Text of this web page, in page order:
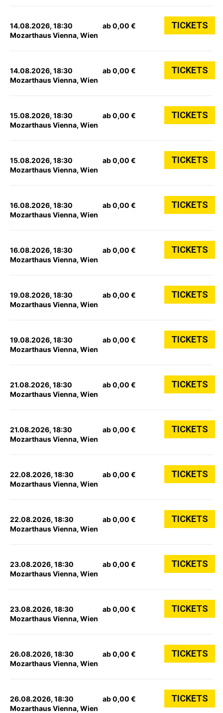
14.08.2026, 18:30
Mozarthaus Vienna, Wien
ab 0,00 € TICKETS
14.08.2026, 18:30
Mozarthaus Vienna, Wien
ab 0,00 € TICKETS
15.08.2026, 18:30
Mozarthaus Vienna, Wien
ab 0,00 € TICKETS
15.08.2026, 18:30
Mozarthaus Vienna, Wien
ab 0,00 € TICKETS
16.08.2026, 18:30
Mozarthaus Vienna, Wien
ab 0,00 € TICKETS
16.08.2026, 18:30
Mozarthaus Vienna, Wien
ab 0,00 € TICKETS
19.08.2026, 18:30
Mozarthaus Vienna, Wien
ab 0,00 € TICKETS
19.08.2026, 18:30
Mozarthaus Vienna, Wien
ab 0,00 € TICKETS
21.08.2026, 18:30
Mozarthaus Vienna, Wien
ab 0,00 € TICKETS
21.08.2026, 18:30
Mozarthaus Vienna, Wien
ab 0,00 € TICKETS
22.08.2026, 18:30
Mozarthaus Vienna, Wien
ab 0,00 € TICKETS
22.08.2026, 18:30
Mozarthaus Vienna, Wien
ab 0,00 € TICKETS
23.08.2026, 18:30
Mozarthaus Vienna, Wien
ab 0,00 € TICKETS
23.08.2026, 18:30
Mozarthaus Vienna, Wien
ab 0,00 € TICKETS
26.08.2026, 18:30
Mozarthaus Vienna, Wien
ab 0,00 € TICKETS
26.08.2026, 18:30
Mozarthaus Vienna, Wien
ab 0,00 € TICKETS